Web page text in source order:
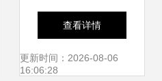
洗涤工具包与洗衣
用品的终极选购指
查看详情
更新时间：2026-08-06
16:06:28